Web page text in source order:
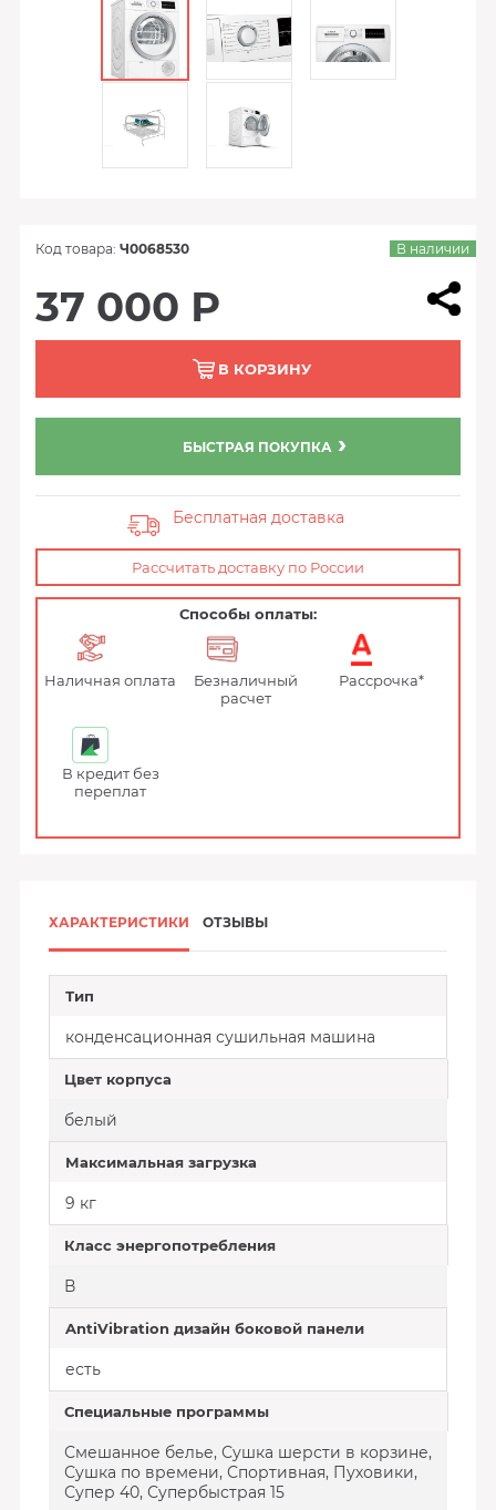
Код товара: Ч0068530 В наличии
37 000 Р
В КОРЗИНУ
БЫСТРАЯ ПОКУПКА
Бесплатная доставка
Рассчитать доставку по России
Способы оплаты:
Наличная оплата
Безналичный
расчет
Рассрочка*
В кредит без
переплат
ХАРАКТЕРИСТИКИ ОТЗЫВЫ
Тип
конденсационная сушильная машина
Цвет корпуса
белый
Максимальная загрузка
9 кг
Класс энергопотребления
В
AntiVibration дизайн боковой панели
есть
Специальные программы
Смешанное белье, Сушка шерсти в корзине,
Сушка по времени, Спортивная, Пуховики,
Супер 40, Супербыстрая 15